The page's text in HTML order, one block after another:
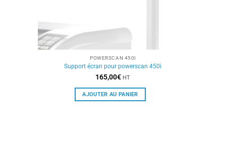
POWERSCAN 450I
Support écran pour powerscan 450i
165,00€ HT
AJOUTER AU PANIER